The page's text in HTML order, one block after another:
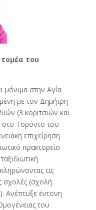
του
μόνιμα στην Αγία
με τον Δημήτρη
(3 κοριτσιών και
στο Τορόντο του
επιχείρηση
πρακτορείο
τις
σχολές (σχολή
Ανέπτυξε έντονη
του